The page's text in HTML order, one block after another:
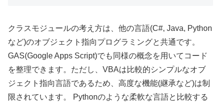
クラスモジュールの考え方は、他の言語(C#, Java, Python
など)のオブジェクト指向プログラミングと共通です。
GAS(Google Apps Script)でも同様の概念を用いてコード
を整理できます。ただし、VBAは比較的シンプルなオブ
ジェクト指向言語であるため、高度な機能(継承など)は制
限されています。 Pythonのような柔軟な言語と比較する